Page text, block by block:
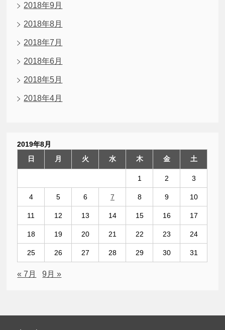
2018年9月
2018年8月
2018年7月
2018年6月
2018年5月
2018年4月
2019年8月
日
月 火 水 木 金 土
1 2 3
4 5 6 7 8 9 10
11 12 13 14 15 16 17
18 19 20 21 22 23 24
25 26 27 28 29 30 31
« 7月 9月 »